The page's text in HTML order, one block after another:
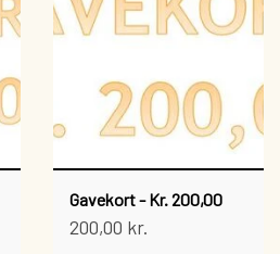
BOLLER M.M.
PÅLÆG
BRØD OG KNÆKBRØD
KØLEVARER
Gavekort - Kr. 200,00
200,00 kr.